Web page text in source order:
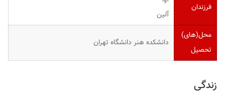
فرزندان
آلین
محل(های)
تحصیل
دانشکده هنر دانشگاه تهران
زندگی